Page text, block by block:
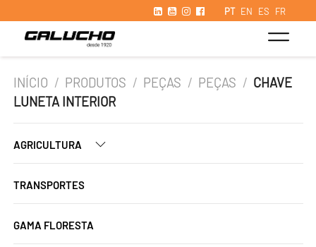
PT EN ES FR
INÍCIO / PRODUTOS / PEÇAS / PEÇAS / CHAVE
LUNETA INTERIOR
AGRICULTURA
TRANSPORTES
GAMA FLORESTA